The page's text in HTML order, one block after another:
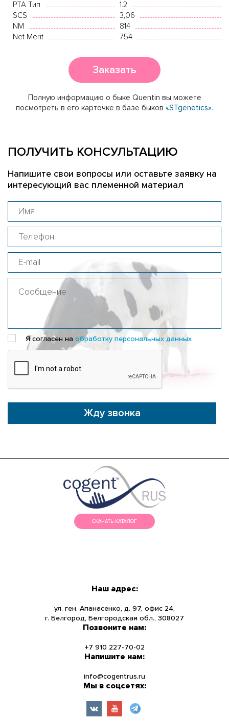
PTA Тип
1.2
SCS
3,06
NM
814
Net Merit
754
Заказать
Полную информацию о быке Quentin вы можете
посмотреть в его карточке в базе быков «STgenetics».
ПОЛУЧИТЬ КОНСУЛЬТАЦИЮ
Напишите свои вопросы или оставьте заявку на
интересующий вас племенной материал
Я согласен на обработку персональных данных
Жду звонка
СКАЧАТЬ КАТАЛОГ
НОВОСТИ
УСЛУГИ
ИНФОРМАЦИЯ
КОНТАКТЫ
Наш адрес:
ул. ген. Апанасенко, д. 97, офис 24,
г. Белгород, Белгородская обл., 308027
Позвоните нам:
+7 910 227-70-02
Напишите нам:
info@cogentrus.ru
Мы в соцсетях: